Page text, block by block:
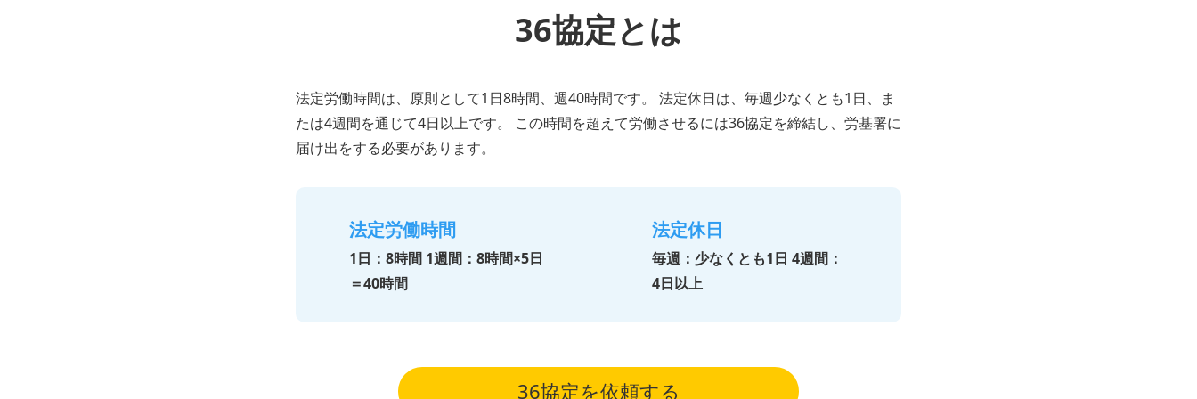
36協定とは
法定労働時間は、原則として1日8時間、週40時間です。 法定休日は、毎週少なくとも1日、ま
たは4週間を通じて4日以上です。 この時間を超えて労働させるには36協定を締結し、労基署に
届け出をする必要があります。
法定労働時間
1日：8時間 1週間：8時間×5日
＝40時間
法定休日
毎週：少なくとも1日 4週間：
4日以上
36協定を依頼する